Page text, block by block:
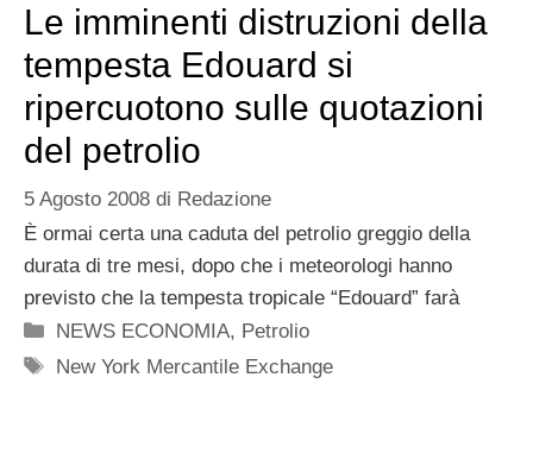
Le imminenti distruzioni della
tempesta Edouard si
ripercuotono sulle quotazioni
del petrolio
5 Agosto 2008 di Redazione
È ormai certa una caduta del petrolio greggio della
durata di tre mesi, dopo che i meteorologi hanno
previsto che la tempesta tropicale “Edouard” farà
Categorie
NEWS ECONOMIA, Petrolio
Tag
New York Mercantile Exchange